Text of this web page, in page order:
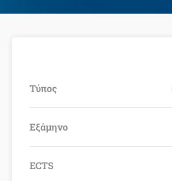
Τύπος
Εξάμηνο
ECTS